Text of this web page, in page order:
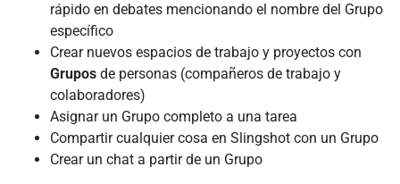
rápido en debates mencionando el nombre del Grupo
específico
Crear nuevos espacios de trabajo y proyectos con
Grupos de personas (compañeros de trabajo y
colaboradores)
Asignar un Grupo completo a una tarea
Compartir cualquier cosa en Slingshot con un Grupo
Crear un chat a partir de un Grupo